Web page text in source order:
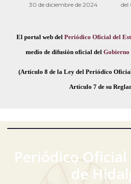
30 de diciembre de 2024 del
El portal web del Periódico Oficial del
medio de difusión oficial del Gobierno
(Artículo 8 de la Ley del Periódico
Artículo 7 de su
Periódico
de